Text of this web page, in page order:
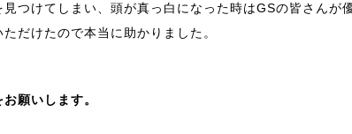
つけてしまい、頭が真っ白になった時はGSの皆さんが
だけたので本当に助かりました。
願いします。